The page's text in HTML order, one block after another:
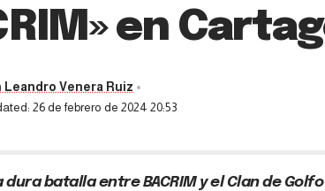
en
26 de febrero de 2024 20:53
Leandro Venera Ruiz
dura batalla entre BACRIM y el Clan de